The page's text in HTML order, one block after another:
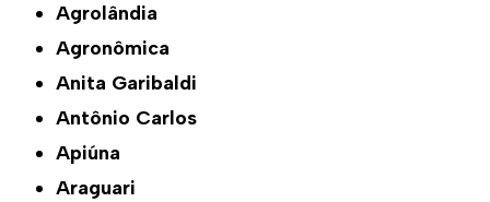
Agrolândia
Agronômica
Anita Garibaldi
Antônio Carlos
Apiúna
Araguari